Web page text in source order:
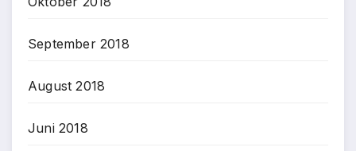
September 2018
August 2018
Juni 2018